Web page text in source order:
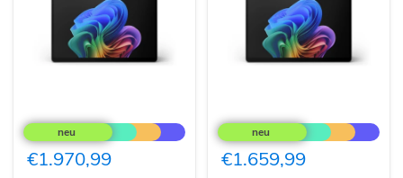
Surface
Pro
for
Business
€1.970,99
Surface
Pro
for
Business
€1.659,99